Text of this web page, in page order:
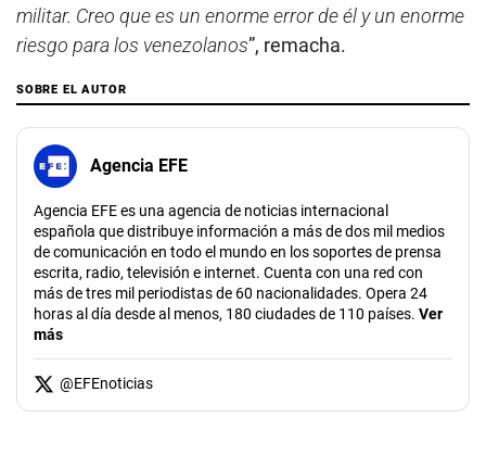
militar. Creo que es un enorme error de él y un enorme
riesgo para los venezolanos”, remacha.
SOBRE EL AUTOR
Agencia EFE
Agencia EFE es una agencia de noticias internacional
española que distribuye información a más de dos mil medios
de comunicación en todo el mundo en los soportes de prensa
escrita, radio, televisión e internet. Cuenta con una red con
más de tres mil periodistas de 60 nacionalidades. Opera 24
horas al día desde al menos, 180 ciudades de 110 países. Ver
más
@EFEnoticias